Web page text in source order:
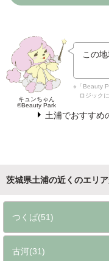
キュンちゃん
©Beauty Park
この
※「Beauty
ロジック
土浦でおすすめ
茨城県土浦の近くのエリ
つくば(51)
古河(31)